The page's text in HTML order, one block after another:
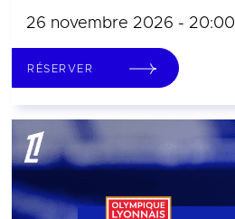
26 novembre 2026 - 20:00
RÉSERVER